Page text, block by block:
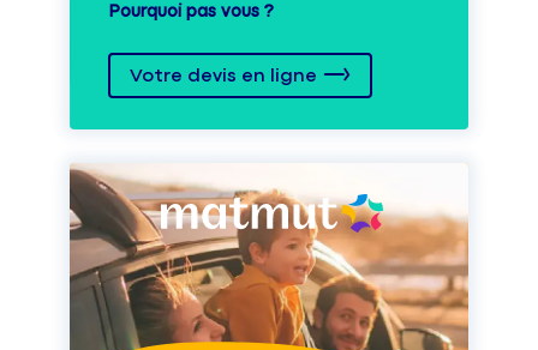
Pourquoi pas vous ?
Votre devis en ligne